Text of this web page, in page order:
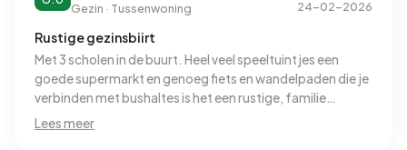
Gezin · Tussenwoning 24-02-2026
Rustige gezinsbiirt
Met 3 scholen in de buurt. Heel veel speeltuintjes een
goede supermarkt en genoeg fiets en wandelpaden die je
verbinden met bushaltes is het een rustige, familie
vriendelijke gezinsbuurt. Binnen 3min op de snelweg en
Lees meer